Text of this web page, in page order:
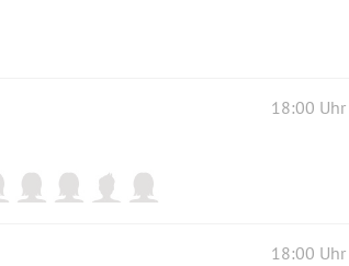
18:00 Uhr
18:00 Uhr